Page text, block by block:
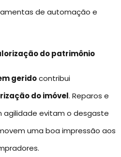
de automação e
do patrimônio
geridocontribui
do imóvel. Reparos e
agilidade evitam o desgaste
uma boa impressão aos